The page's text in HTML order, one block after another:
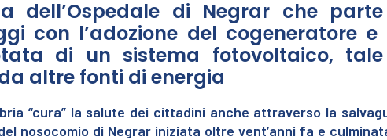
dell’Ospedale di Negrar che
con l’adozione del cogeneratore e
di un sistema fotovoltaico,
altre fonti di energia
“cura” la salute dei cittadini anche attraverso la
nosocomio di Negrar iniziata oltre vent’anni fa e